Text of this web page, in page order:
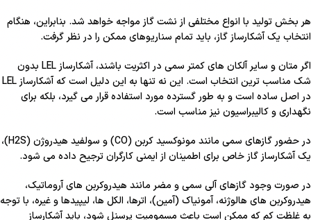
هر بخش تولید با انواع مختلفی از نشت گاز مواجه خواهد شد. بنابراین، هنگام
انتخاب یک آشکارساز گاز، باید تمام سناریوهای ممکن را در نظر گرفت.
اگر متان و سایر آلکان های کمتر سمی در اکثریت باشند، آشکارساز LEL بدون
شک مناسب ترین انتخاب است. این نه تنها به این دلیل است که آشکارساز LEL
در اصل ساده است و به طور گسترده مورد استفاده قرار می گیرد، بلکه برای
نگهداری و کالیبراسیون نیز مناسب است.
در حضور گازهای سمی مانند مونوکسید کربن (CO) و سولفید هیدروژن (H2S)،
یک آشکارساز گاز خاص برای اطمینان از ایمنی کارگران ترجیح داده می شود.
در صورت وجود گازهای آلی سمی و مضر مانند هیدروکربن های آروماتیک،
هیدروکربن های هالوژنه، آمونیاک (آمین)، اترها، الکل ها، لیپیدها و غیره، با توجه
به غلظت کم که ممکن است باعث مسمومیت پرسنل شود، باید آشکارساز